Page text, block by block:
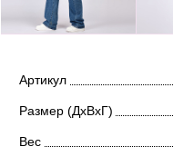
Артикул
Размер (ДхВхГ)
Вес